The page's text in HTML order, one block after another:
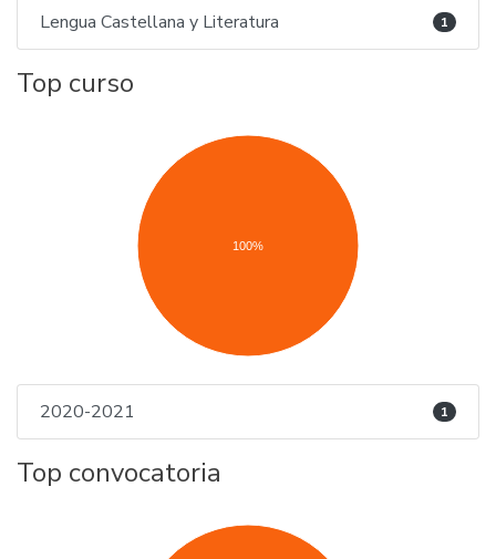
Lengua Castellana y Literatura 1
Top curso
100%
2020-2021 1
Top convocatoria